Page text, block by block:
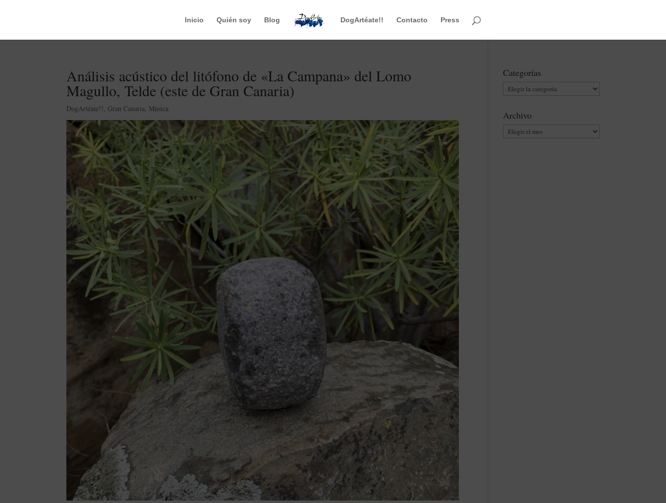
Inicio Quién soy Blog DogArtéate!! Contacto Press
Análisis acústico del litófono de «La Campana» del Lomo
Magullo, Telde (este de Gran Canaria)
DogArtéate!!, Gran Canaria, Música
Categorías
Categorías
Archivo
Archivo